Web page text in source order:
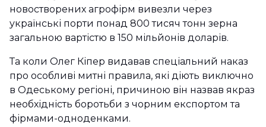
новостворених агрофірм вивезли через
українські порти понад 800 тисяч тонн зерна
загальною вартістю в 150 мільйонів доларів.
Та коли Олег Кіпер видавав спеціальний наказ
про особливі митні правила, які діють виключно
в Одеському регіоні, причиною він назвав якраз
необхідність боротьби з чорним експортом та
фірмами-одноденками.